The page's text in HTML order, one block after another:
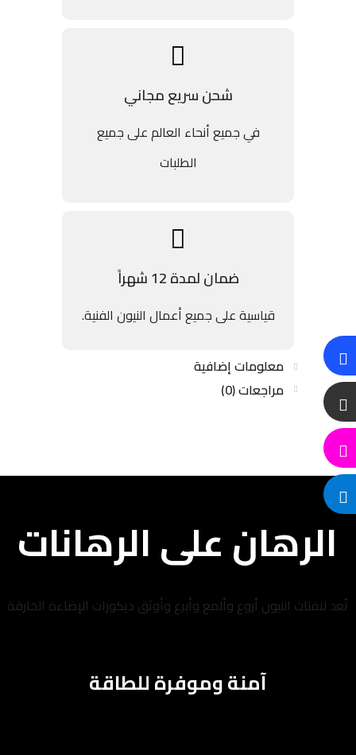
شحن سريع مجاني
في جميع أنحاء العالم على جميع
الطلبات
ضمان لمدة 12 شهراً
قياسية على جميع أعمال النيون الفنية.
معلومات إضافية
مراجعات (0)
الرهان على الرهانات
تُعد لافتات النيون أروع وألمع وأبرع وأوثق ديكورات الإضاءة الخارقة
آمنة وموفرة للطاقة